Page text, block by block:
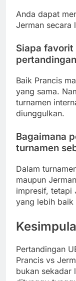
Anda dapat
Jerman secara
Siapa
Baik Prancis
yang sama.
turnamen
diunggulkan.
Bagaimana
turnamen
Dalam
maupun
impresif, tetapi
yang lebih
Pertandingan
Prancis vs
bukan sekadar